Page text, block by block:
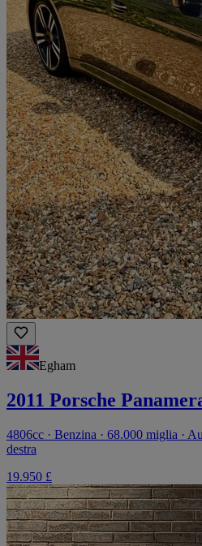
Egham
2011 Porsche
4806cc · Benzina · 68.000 miglia ·
destra
19.950 £